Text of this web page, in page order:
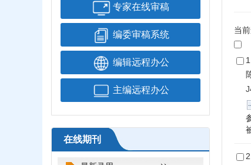
专家在线审稿
编委审稿系统
编辑远程办公
主编远程办公
在线期刊
当
1.
2.